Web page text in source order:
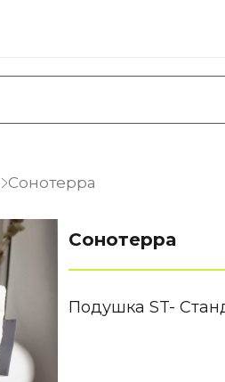
Сонотерра
Сонотерра
Подушка ST-